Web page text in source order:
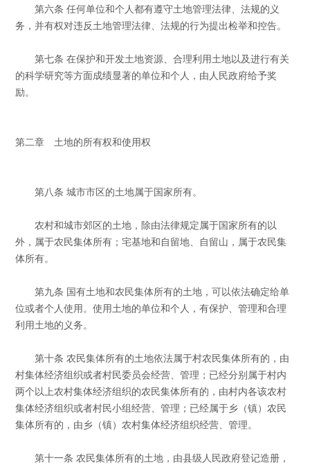
第六条 任何单位和个人都有遵守土地管理法律、法规的义
务，并有权对违反土地管理法律、法规的行为提出检举和控告。
第七条 在保护和开发土地资源、合理利用土地以及进行有关
的科学研究等方面成绩显著的单位和个人，由人民政府给予奖
励。
第二章 土地的所有权和使用权
第八条 城市市区的土地属于国家所有。
农村和城市郊区的土地，除由法律规定属于国家所有的以
外，属于农民集体所有；宅基地和自留地、自留山，属于农民集
体所有。
第九条 国有土地和农民集体所有的土地，可以依法确定给单
位或者个人使用。使用土地的单位和个人，有保护、管理和合理
利用土地的义务。
第十条 农民集体所有的土地依法属于村农民集体所有的，由
村集体经济组织或者村民委员会经营、管理；已经分别属于村内
两个以上农村集体经济组织的农民集体所有的，由村内各该农村
集体经济组织或者村民小组经营、管理；已经属于乡（镇）农民
集体所有的，由乡（镇）农村集体经济组织经营、管理。
第十一条 农民集体所有的土地，由县级人民政府登记造册，